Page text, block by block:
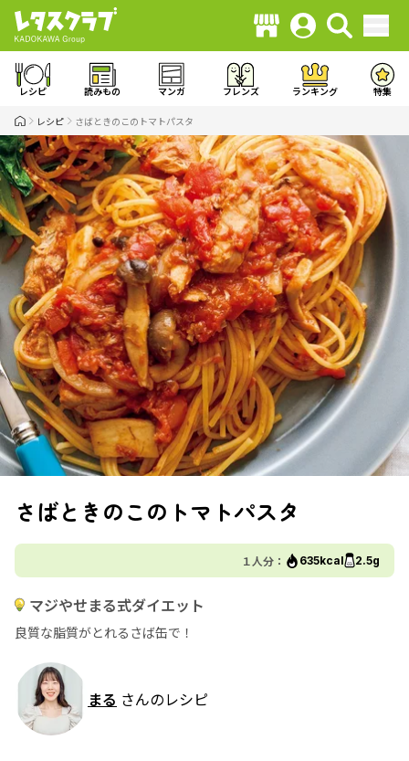
レシピ 読みもの マンガ フレンズ ランキング 特集
レシピ さばときのこのトマトパスタ
さばときのこのトマトパスタ
１人分： 635kcal 2.5g
マジやせまる式ダイエット
良質な脂質がとれるさば缶で！
まる さんのレシピ